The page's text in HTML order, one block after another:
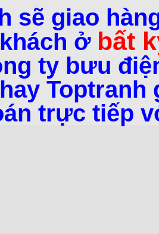
sẽ giao
ở bất
ty bưu
trực tiếp